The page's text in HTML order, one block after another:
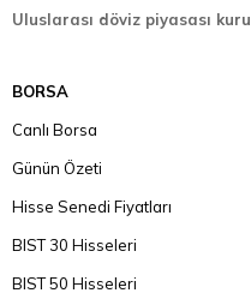
Uluslarası döviz piyasası kuru
BORSA
Canlı Borsa
Günün Özeti
Hisse Senedi Fiyatları
BIST 30 Hisseleri
BIST 50 Hisseleri